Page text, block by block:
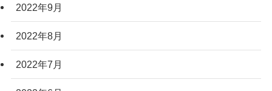
2022年9月
2022年8月
2022年7月